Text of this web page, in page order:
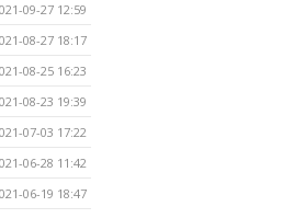
09-27 12:59
08-27 18:17
08-25 16:23
08-23 19:39
07-03 17:22
06-28 11:42
06-19 18:47